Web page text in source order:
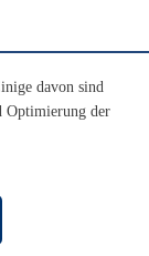
davon sind
Optimierung der